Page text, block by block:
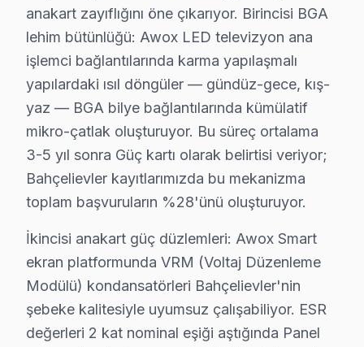
Kocasinan'da Awox TV Servisi
Kocasinan Mahallesi, gün geçtikçe gelişen bir
Siyavuşpaşa'da Awox TV Servisi
Siyavuşpaşa Mahallesi, zengin sosyal yapısıyla
Soğanlı'da Awox TV Servisi
Soğanlı Mahallesi, yeni konut projeleri ile eski
Şirinevler Mahallesi, tarihsel olarak yerleşimin
Zafer'de Awox TV Servisi
Zafer Mahallesi, son yıllarda gelişim gösteren bir
anakart zayıflığını öne çıkarıyor. Birincisi BGA
lehim bütünlüğü: Awox LED televizyon ana
işlemci bağlantılarında karma yapılaşmalı
yapılardaki ısıl döngüler — gündüz-gece, kış-
yaz — BGA bilye bağlantılarında kümülatif
mikro-çatlak oluşturuyor. Bu süreç ortalama
3-5 yıl sonra Güç kartı olarak belirtisi veriyor;
Bahçelievler kayıtlarımızda bu mekanizma
toplam başvuruların %28'ünü oluşturuyor.
İkincisi anakart güç düzlemleri: Awox Smart
ekran platformunda VRM (Voltaj Düzenleme
Modülü) kondansatörleri Bahçelievler'nin
şebeke kalitesiyle uyumsuz çalışabiliyor. ESR
değerleri 2 kat nominal eşiği aştığında Panel